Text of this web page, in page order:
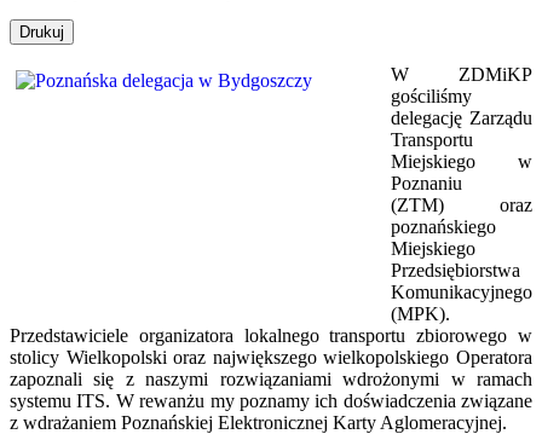
Drukuj
W ZDMiKP
gościliśmy
delegację Zarządu
Transportu
Miejskiego w
Poznaniu
(ZTM) oraz
poznańskiego
Miejskiego
Przedsiębiorstwa
Komunikacyjnego
(MPK).
Przedstawiciele organizatora lokalnego transportu zbiorowego w
stolicy Wielkopolski oraz największego wielkopolskiego Operatora
zapoznali się z naszymi rozwiązaniami wdrożonymi w ramach
systemu ITS. W rewanżu my poznamy ich doświadczenia związane
z wdrażaniem Poznańskiej Elektronicznej Karty Aglomeracyjnej.